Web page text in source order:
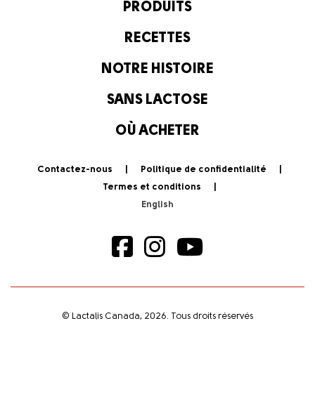
PRODUITS
RECETTES
NOTRE HISTOIRE
SANS LACTOSE
OÙ ACHETER
Contactez-nous
Politique de confidentialité
Termes et conditions
© Lactalis Canada, 2026. Tous droits réservés